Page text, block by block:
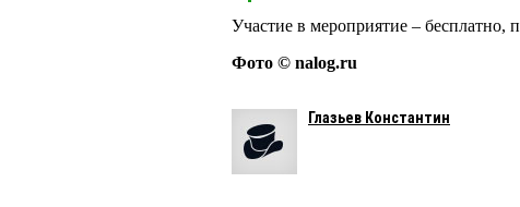
Участие в мероприятие – бесплатно,
Фото © nalog.ru
Глазьев Константин